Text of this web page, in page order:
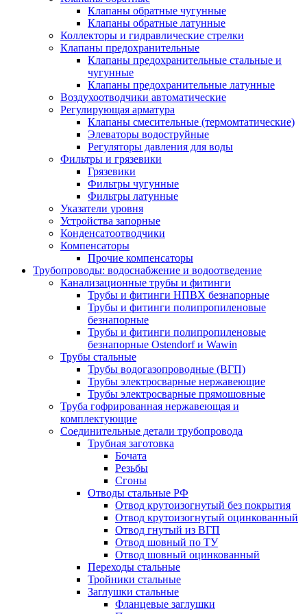
Клапаны обратные чугунные
Клапаны обратные латунные
Коллекторы и гидравлические стрелки
Клапаны предохранительные
Клапаны предохранительные стальные и
чугунные
Клапаны предохранительные латунные
Воздухоотводчики автоматические
Регулирующая арматура
Клапаны смесительные (термомтатические)
Элеваторы водоструйные
Регуляторы давления для воды
Фильтры и грязевики
Грязевики
Фильтры чугунные
Фильтры латунные
Указатели уровня
Устройства запорные
Конденсатоотводчики
Компенсаторы
Прочие компенсаторы
Трубопроводы: водоснабжение и водоотведение
Канализационные трубы и фитинги
Трубы и фитинги НПВХ безнапорные
Трубы и фитинги полипропиленовые
безнапорные
Трубы и фитинги полипропиленовые
безнапорные Ostendorf и Wawin
Трубы стальные
Трубы водогазопроводные (ВГП)
Трубы электросварные нержавеющие
Трубы электросварные прямошовные
Труба гофрированная нержавеющая и
комплектующие
Соединительные детали трубопровода
Трубная заготовка
Бочата
Резьбы
Сгоны
Отводы стальные РФ
Отвод крутоизогнутый без покрытия
Отвод крутоизогнутый оцинкованный
Отвод гнутый из ВГП
Отвод шовный по ТУ
Отвод шовный оцинкованный
Переходы стальные
Тройники стальные
Заглушки стальные
Фланцевые заглушки